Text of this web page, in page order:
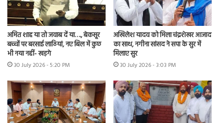
अमित शाह या तो जवाब दें या…., बेकसूर
बच्चों पर बरसाई लाठियां, नए बिल में कुछ
भी नया नहीं- खड़गे
30 July 2026 - 5:20 PM
अखिलेश यादव को मिला चंद्रशेखर आजाद
का साथ, नगीना सांसद ने सपा के सुर में
मिलाए सुर
30 July 2026 - 3:03 PM